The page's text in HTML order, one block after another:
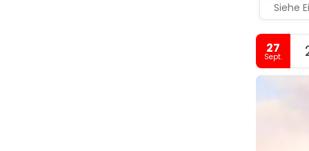
Siehe
27
Sept.